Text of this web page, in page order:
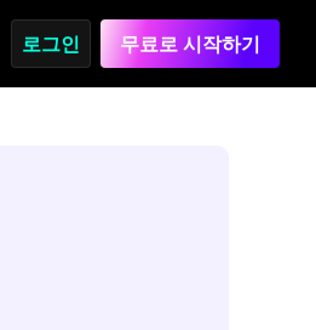
로그인 무료로 시작하기